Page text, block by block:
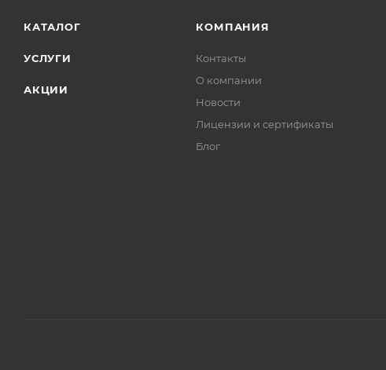
КАТАЛОГ
УСЛУГИ
АКЦИИ
КОМПАНИЯ
Контакты
О компании
Новости
Лицензии и сертификаты
Блог